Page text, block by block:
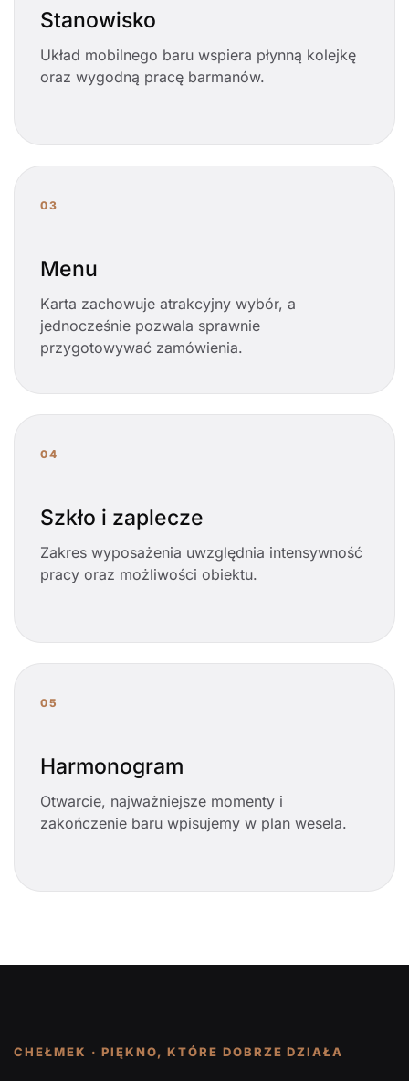
Stanowisko
Układ mobilnego baru wspiera płynną kolejkę
oraz wygodną pracę barmanów.
03
Menu
Karta zachowuje atrakcyjny wybór, a
jednocześnie pozwala sprawnie
przygotowywać zamówienia.
04
Szkło i zaplecze
Zakres wyposażenia uwzględnia intensywność
pracy oraz możliwości obiektu.
05
Harmonogram
Otwarcie, najważniejsze momenty i
zakończenie baru wpisujemy w plan wesela.
CHEŁMEK · PIĘKNO, KTÓRE DOBRZE DZIAŁA